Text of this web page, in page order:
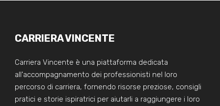
CARRIERA VINCENTE
Carriera Vincente è una piattaforma dedicata
all'accompagnamento dei professionisti nel loro
percorso di carriera, fornendo risorse preziose, consigli
pratici e storie ispiratrici per aiutarli a raggiungere i loro